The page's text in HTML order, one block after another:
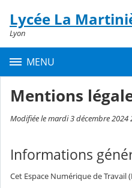
Contenu
Lycée La
Lyon
MENU
Mentions
Modifiée le mardi 3 décembre 2024
Informations
Cet Espace Numérique de